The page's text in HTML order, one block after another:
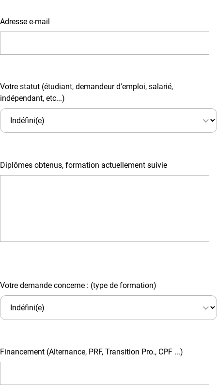
Adresse e-mail
Votre statut (étudiant, demandeur d'emploi, salarié,
indépendant, etc...)
Diplômes obtenus, formation actuellement suivie
Votre demande concerne : (type de formation)
Financement (Alternance, PRF, Transition Pro., CPF ...)